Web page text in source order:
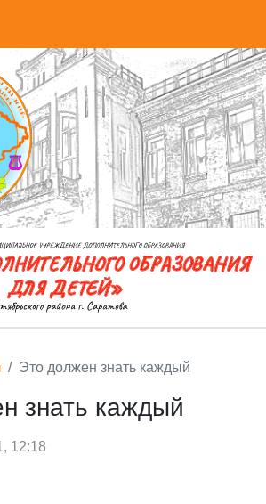
Это должен знать каждый
знать каждый
12:18